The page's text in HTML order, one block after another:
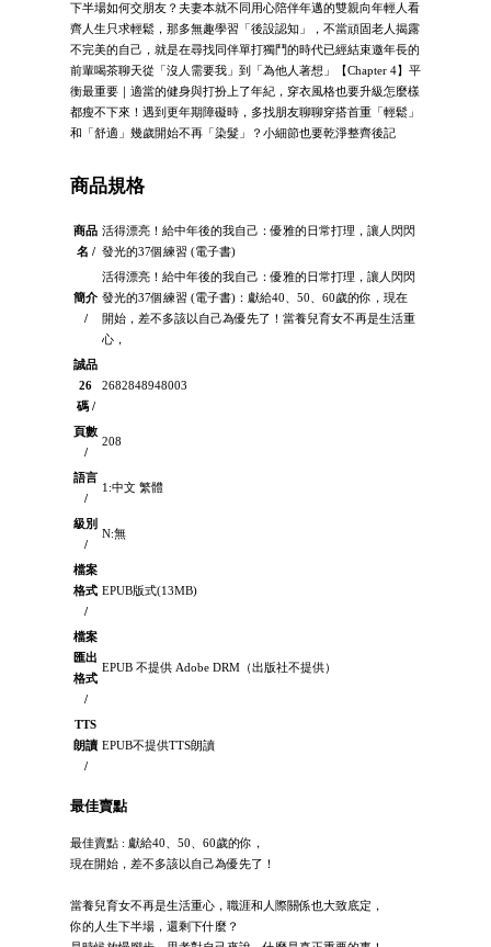
下半場如何交朋友？夫妻本就不同用心陪伴年邁的雙親向年輕人看
齊人生只求輕鬆，那多無趣學習「後設認知」，不當頑固老人揭露
不完美的自己，就是在尋找同伴單打獨鬥的時代已經結束邀年長的
前輩喝茶聊天從「沒人需要我」到「為他人著想」【Chapter 4】平
衡最重要｜適當的健身與打扮上了年紀，穿衣風格也要升級怎麼樣
都瘦不下來！遇到更年期障礙時，多找朋友聊聊穿搭首重「輕鬆」
和「舒適」幾歲開始不再「染髮」？小細節也要乾淨整齊後記
商品規格
商品
名 /
活得漂亮！給中年後的我自己：優雅的日常打理，讓人閃閃
發光的37個練習 (電子書)
簡介
/
活得漂亮！給中年後的我自己：優雅的日常打理，讓人閃閃
發光的37個練習 (電子書)：獻給40、50、60歲的你，現在
開始，差不多該以自己為優先了！當養兒育女不再是生活重
心，
誠品
26
碼 /
2682848948003
頁數
/
208
語言
/
1:中文 繁體
級別
/
N:無
檔案
格式
/
EPUB版式(13MB)
檔案
匯出
格式
/
EPUB 不提供 Adobe DRM（出版社不提供）
TTS
朗讀
/
EPUB不提供TTS朗讀
最佳賣點
最佳賣點 : 獻給40、50、60歲的你，
現在開始，差不多該以自己為優先了！
當養兒育女不再是生活重心，職涯和人際關係也大致底定，
你的人生下半場，還剩下什麼？